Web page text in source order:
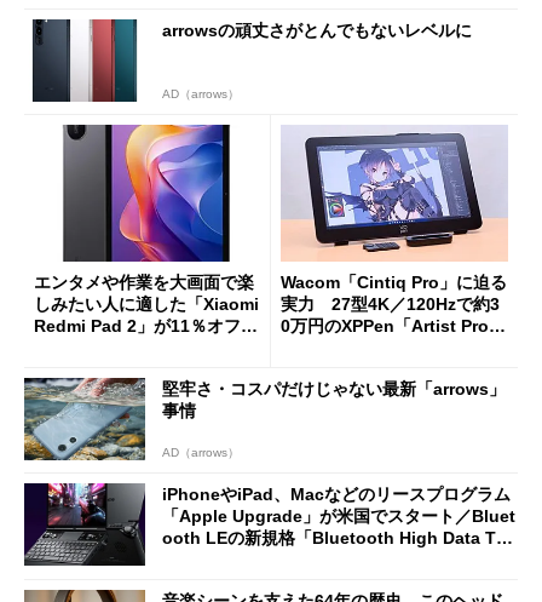
arrowsの頑丈さがとんでもないレベルに
AD（arrows）
エンタメや作業を大画面で楽
しみたい人に適した「Xiaomi
Redmi Pad 2」が11％オフの
Wacom「Cintiq Pro」に迫る
実力 27型4K／120Hzで約3
0万円のXPPen「Artist Pro 2
堅牢さ・コスパだけじゃない最新「arrows」
事情
AD（arrows）
iPhoneやiPad、Macなどのリースプログラム
「Apple Upgrade」が米国でスタート／Bluet
ooth LEの新規格「Bluetooth High Data Thr